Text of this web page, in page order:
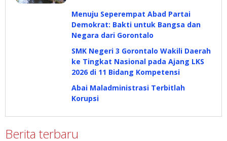
Menuju Seperempat Abad Partai
Demokrat: Bakti untuk Bangsa dan
Negara dari Gorontalo
SMK Negeri 3 Gorontalo Wakili Daerah
ke Tingkat Nasional pada Ajang LKS
2026 di 11 Bidang Kompetensi
Abai Maladministrasi Terbitlah
Korupsi
Berita terbaru